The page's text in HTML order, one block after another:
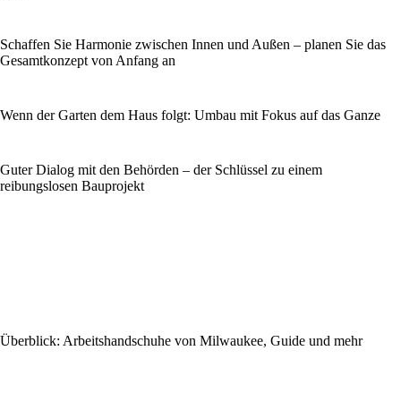
Schaffen Sie Harmonie zwischen Innen und Außen – planen Sie das
Gesamtkonzept von Anfang an
Wenn der Garten dem Haus folgt: Umbau mit Fokus auf das Ganze
Guter Dialog mit den Behörden – der Schlüssel zu einem
reibungslosen Bauprojekt
Überblick: Arbeitshandschuhe von Milwaukee, Guide und mehr